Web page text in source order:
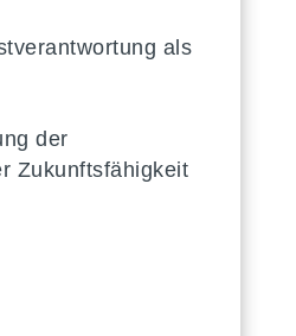
als
der
Zukunftsfähigkeit